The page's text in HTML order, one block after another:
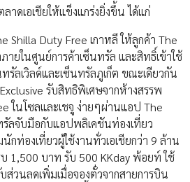
ดเอเชียให้แข็งแกร่งยิ่งขึ้น ได้แก่
Shilla Duty Free เกาหลี ให้ลูกค้า The
ายในศูนย์การค้าเซ็นทรัล และสิทธิ์เข้าใช้
รัลเวิลด์และเซ็นทรัลภูเก็ต ขณะเดียวกัน
รับสิทธิพิเศษจากห้างสรรพ
ในโซลและเชจู ง่ายๆผ่านแอป The
รัลจับมือกับแอปพลิเคชันท่องเที่ยว
กท่องเที่ยวผู้ใช้งานทั่วเอเชียกว่า 9 ล้าน
1,500 บาท รับ 500 KKday พ้อยท์ ใช้
ส่วนลดเพิ่มเมื่อจองตั๋วจากสายการบิน